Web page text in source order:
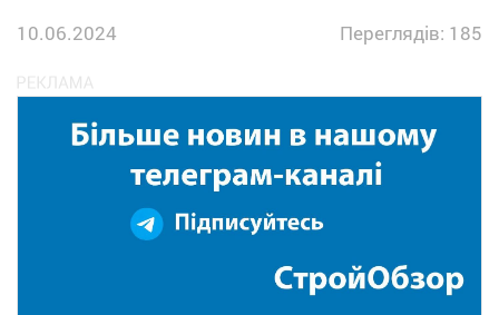
10.06.2024
Переглядів: 185